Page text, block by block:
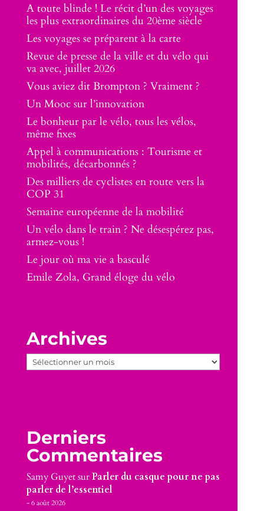
A toute blinde ! Le récit d’un des voyages
les plus extraordinaires du 20ème siècle
Les voyages se préparent à la carte
Revue de presse de la ville et du vélo qui
va avec, juillet 2026
Vous aviez dit Brompton ? Vraiment ?
Un Mooc sur l’innovation
Le bonheur par le vélo, tous les vélos,
même fixes
Appel à communications : Tourisme et
mobilités, décarbonnés ?
Des milliers de cyclistes en route vers la
COP 31
Semaine européenne de la mobilité
Un vélo dans le train ? Ne désespérez pas,
armez-vous !
Le jour où ma vie a basculé
Emile Zola, Grand éloge du vélo
Archives
Archives
Derniers
Commentaires
Samy GuyetsurParler du casque pour ne pas
parler de l’essentiel
6 août 2026